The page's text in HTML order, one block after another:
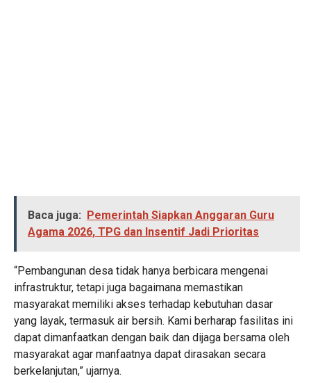
Baca juga: Pemerintah Siapkan Anggaran Guru
Agama 2026, TPG dan Insentif Jadi Prioritas
“Pembangunan desa tidak hanya berbicara mengenai
infrastruktur, tetapi juga bagaimana memastikan
masyarakat memiliki akses terhadap kebutuhan dasar
yang layak, termasuk air bersih. Kami berharap fasilitas ini
dapat dimanfaatkan dengan baik dan dijaga bersama oleh
masyarakat agar manfaatnya dapat dirasakan secara
berkelanjutan,” ujarnya.